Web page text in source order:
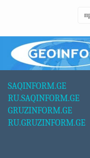
SAQINFORM.GE
RU.SAQINFORM.GE
GRUZINFORM.GE
RU.GRUZINFORM.GE